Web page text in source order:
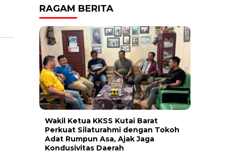
RAGAM BERITA
Wakil Ketua KKSS Kutai Barat
Perkuat Silaturahmi dengan Tokoh
Adat Rumpun Asa, Ajak Jaga
Kondusivitas Daerah